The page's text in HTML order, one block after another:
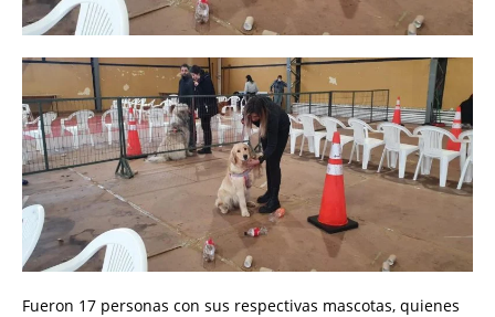
Fueron 17 personas con sus respectivas mascotas, quienes